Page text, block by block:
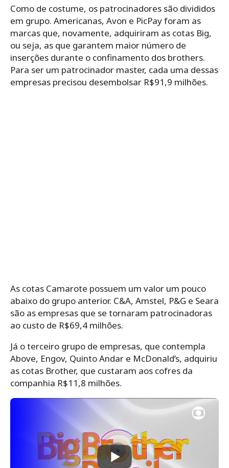
Como de costume, os patrocinadores são divididos
em grupo. Americanas, Avon e PicPay foram as
marcas que, novamente, adquiriram as cotas Big,
ou seja, as que garantem maior número de
inserções durante o confinamento dos brothers.
Para ser um patrocinador master, cada uma dessas
empresas precisou desembolsar R$91,9 milhões.
As cotas Camarote possuem um valor um pouco
abaixo do grupo anterior. C&A, Amstel, P&G e Seara
são as empresas que se tornaram patrocinadoras
ao custo de R$69,4 milhões.
Já o terceiro grupo de empresas, que contempla
Above, Engov, Quinto Andar e McDonald’s, adquiriu
as cotas Brother, que custaram aos cofres da
companhia R$11,8 milhões.